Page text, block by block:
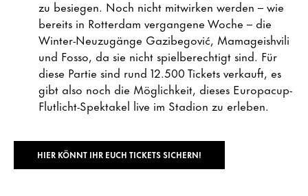
zu besiegen. Noch nicht mitwirken werden – wie
bereits in Rotterdam vergangene Woche – die
Winter-Neuzugänge Gazibegović, Mamageishvili
und Fosso, da sie nicht spielberechtigt sind. Für
diese Partie sind rund 12.500 Tickets verkauft, es
gibt also noch die Möglichkeit, dieses Europacup-
Flutlicht-Spektakel live im Stadion zu erleben.
HIER KÖNNT IHR EUCH TICKETS SICHERN!